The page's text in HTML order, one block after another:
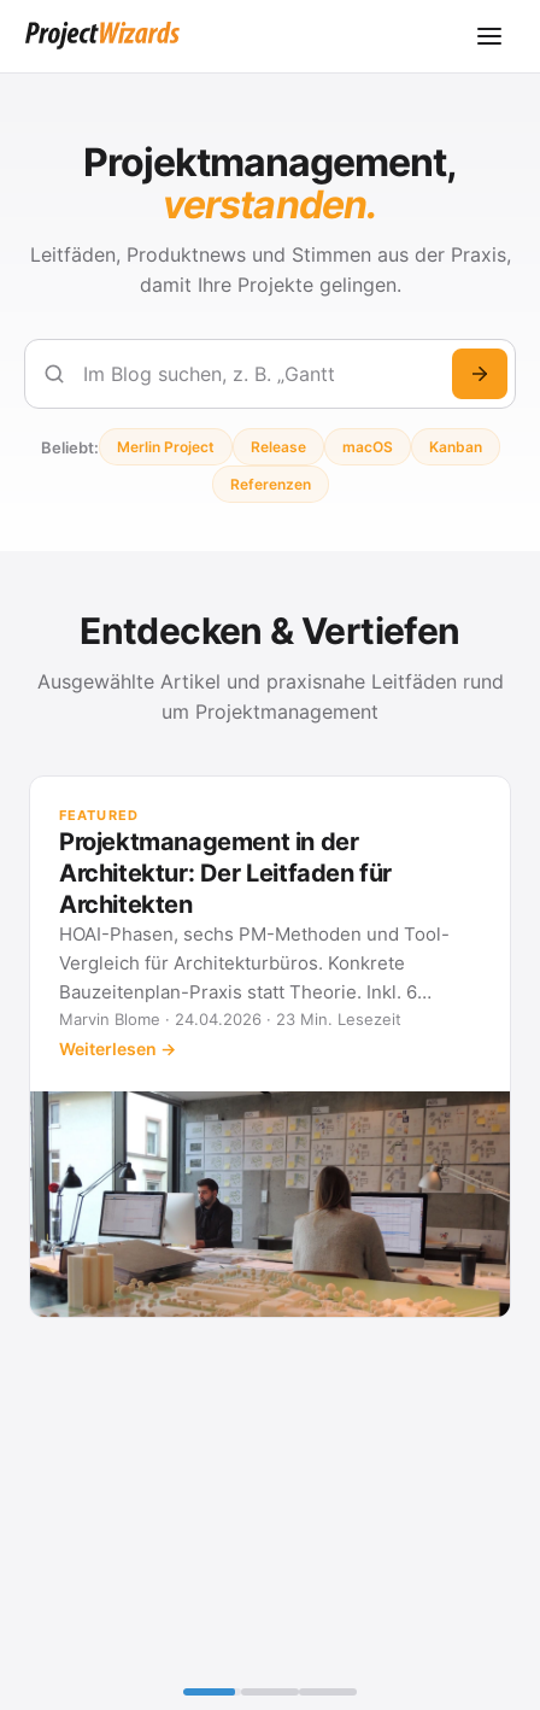
Projektmanagement,
verstanden.
Leitfäden, Produktnews und Stimmen aus der Praxis,
damit Ihre Projekte gelingen.
Suchen
Beliebt: Merlin Project Release macOS Kanban
Referenzen
Entdecken & Vertiefen
Ausgewählte Artikel und praxisnahe Leitfäden rund
um Projektmanagement
FEATURED
Projektmanagement in der
Architektur: Der Leitfaden für
Architekten
HOAI-Phasen, sechs PM-Methoden und Tool-
Vergleich für Architekturbüros. Konkrete
Bauzeitenplan-Praxis statt Theorie. Inkl. 6
Architekten-FAQ.
Marvin Blome · 24.04.2026 · 23 Min. Lesezeit
Weiterlesen →